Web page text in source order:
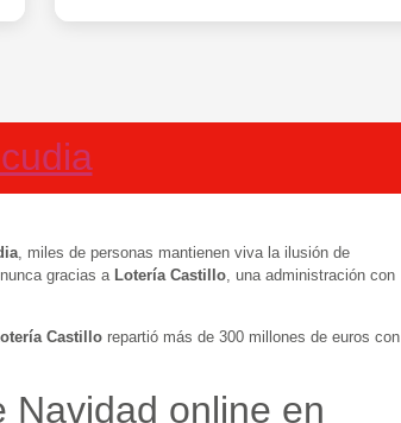
, miles de personas mantienen viva la ilusión de
gracias a Lotería Castillo , una administración con
Castillo repartió más de 300 millones de euros con
online en